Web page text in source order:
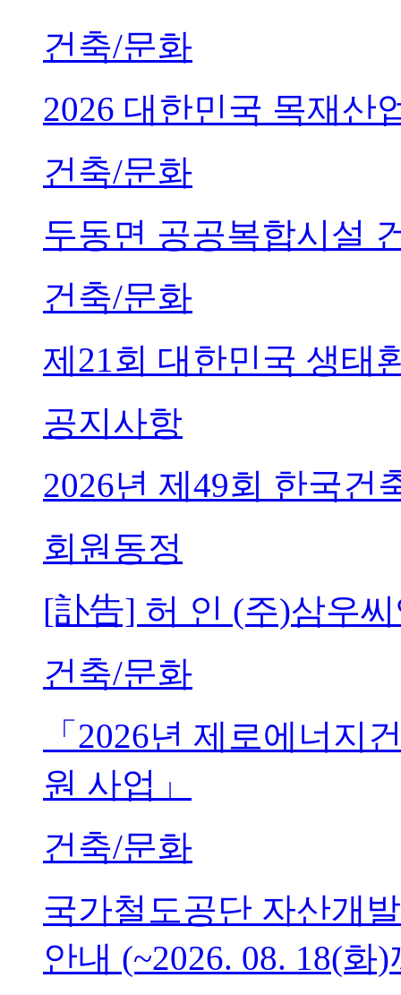
건축/문화
2026 대한민국 목재산
건축/문화
두동면 공공복합시설
건축/문화
제21회 대한민국 생태
공지사항
2026년 제49회 한국건
회원동정
[訃告] 허 인 (주)삼우
건축/문화
「2026년 제로에너지
원 사업」
건축/문화
국가철도공단 자산개
안내 (~2026. 08. 18(화